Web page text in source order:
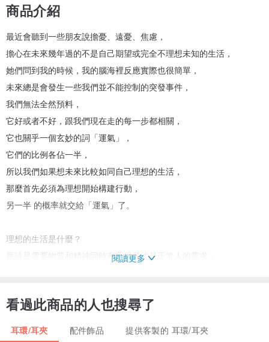
商品介紹
最近會聽到一些朋友說擔憂、遠憂、焦慮，
擔心在未來幾年過的不是自己期望或完全不理想未知的生活，
她們問到我的時候，我的腦海裡反應實際也很簡單，
未來總是會發生一些我們並不能控制的突發事件，
我們無法全然預料，
它好或者不好，跟我們現在走的每一步都相關，
它也關乎一個玄妙的詞「運氣」，
它們的比例各佔一半，
所以我們如果想未來比較如同自己理想的生活，
那麼首先必須為理想開始構建行動，
另一半 的概率就交給「運氣」了。
理想的生活是什麼？
應該是需要物質和精神同時有所提升才是正常人的需求，
對吧？
閱讀更多
看過此商品的人也搜尋了
耳環/耳夾 配件飾品 提供客製的 耳環/耳夾